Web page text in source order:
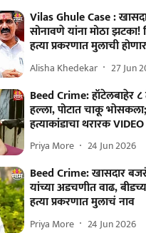
Vilas Ghule Case :
सोनावणे यांना मोठा
हत्या प्रकरणात मुलाची
Alisha Khedekar 27 Jun
Beed Crime: हॉटेलबाहेर
हल्ला, पोटात चाकू
हत्याकांडाचा थरारक
Priya More 24 Jun 2026
Beed Crime: खासदार
यांच्या अडचणीत वाढ,
हत्या प्रकरणात मुलाचं नाव
Priya More 24 Jun 2026